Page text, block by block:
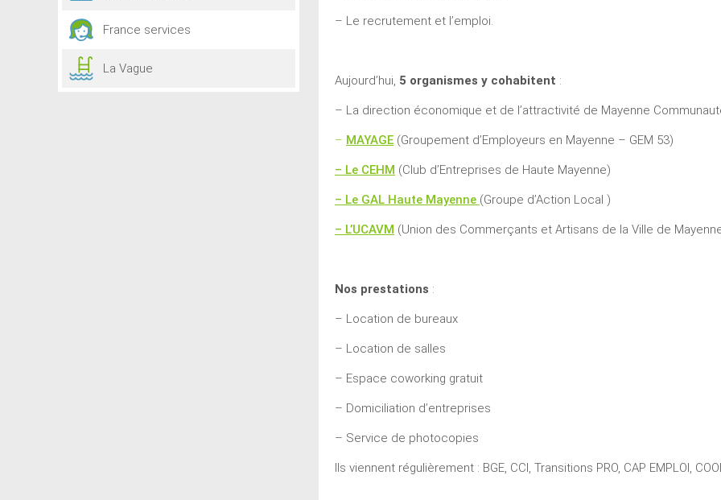
– Le recrutement et l’emploi.
Aujourd’hui, 5 organismes y cohabitent :
– La direction économique et de l’attractivité de Mayenne
– MAYAGE (Groupement d’Employeurs en Mayenne – GEM 53)
– Le CEHM (Club d’Entreprises de Haute Mayenne)
– Le GAL Haute Mayenne (Groupe d’Action Local )
– L’UCAVM (Union des Commerçants et Artisans de la Ville de
Nos prestations :
– Location de bureaux
– Location de salles
– Espace coworking gratuit
– Domiciliation d’entreprises
– Service de photocopies
Ils viennent régulièrement : BGE, CCI, Transitions PRO, CAP EMPLOI,
France services
La Vague